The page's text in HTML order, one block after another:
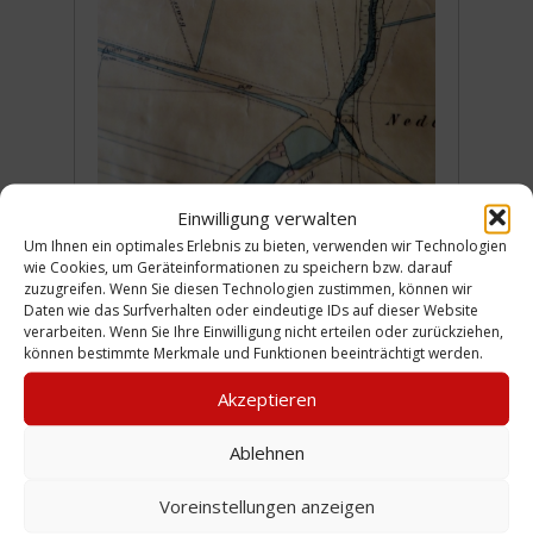
Einwilligung verwalten
Um Ihnen ein optimales Erlebnis zu bieten, verwenden wir Technologien
wie Cookies, um Geräteinformationen zu speichern bzw. darauf
zuzugreifen. Wenn Sie diesen Technologien zustimmen, können wir
Daten wie das Surfverhalten oder eindeutige IDs auf dieser Website
verarbeiten. Wenn Sie Ihre Einwilligung nicht erteilen oder zurückziehen,
können bestimmte Merkmale und Funktionen beeinträchtigt werden.
Akzeptieren
Ablehnen
Voreinstellungen anzeigen
Ausschnitt aus der vom
Stadtbauamt Linden
herausgegebenen Wandkarte
Stadt und Feldmark Linden, 1891:
Genaue Beschreibung
und Erläuterungen folgen.